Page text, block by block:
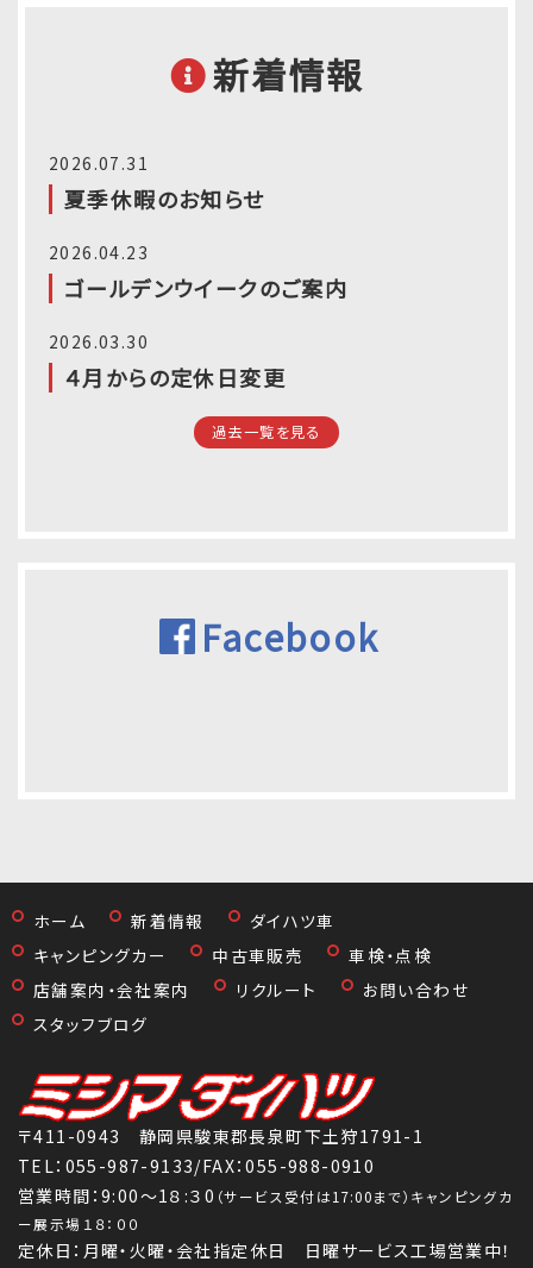
新着情報
2026.07.31
夏季休暇のお知らせ
2026.04.23
ゴールデンウイークのご案内
2026.03.30
４月からの定休日変更
過去一覧を見る
Facebook
ホーム 新着情報
ダイハツ車
キャンピングカー
中古車販売
車検・点検
店舗案内・会社案内
リクルート
お問い合わせ
スタッフブログ
〒411-0943 静岡県駿東郡長泉町下土狩1791-1
TEL： 055-987-9133/FAX：055-988-0910
営業時間：9:00～1８:３0 （サービス受付は17:00まで）キャンピングカ
ー展示場１８：００
定休日：月曜・火曜・会社指定休日 日曜サービス工場営業中！